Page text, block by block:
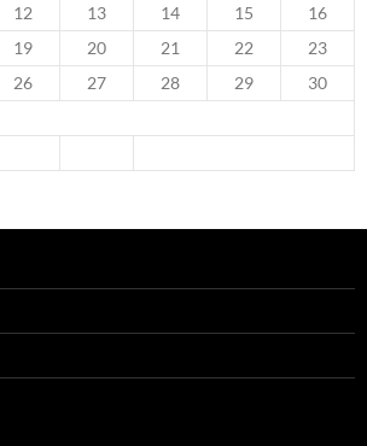
12 13 14 15
16
19 20 21 22
23
26 27 28 29
30